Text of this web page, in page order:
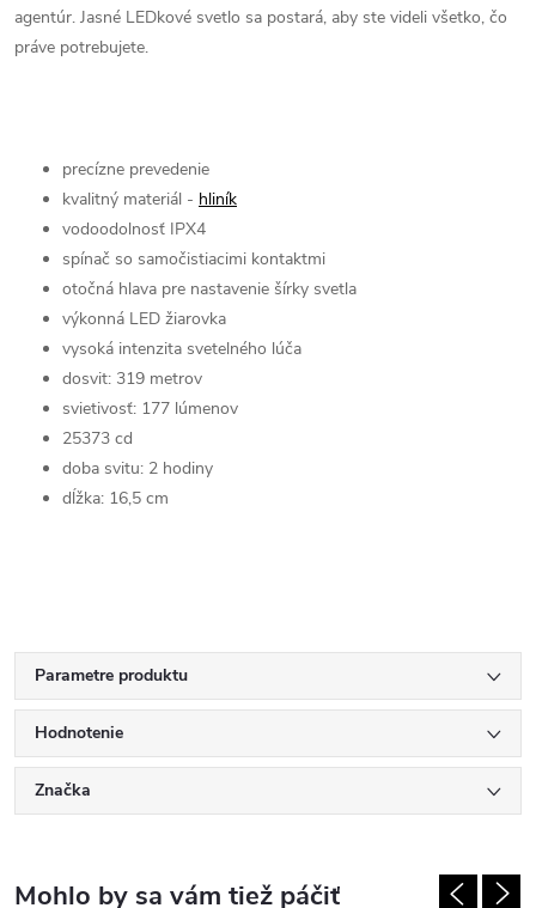
agentúr. Jasné LEDkové svetlo sa postará, aby ste videli všetko, čo
práve potrebujete.
precízne prevedenie
kvalitný materiál - hliník
vodoodolnosť IPX4
spínač so samočistiacimi kontaktmi
otočná hlava pre nastavenie šírky svetla
výkonná LED žiarovka
vysoká intenzita svetelného lúča
dosvit: 319 metrov
svietivosť: 177 lúmenov
25373 cd
doba svitu: 2 hodiny
dĺžka: 16,5 cm
Parametre produktu
Hodnotenie
Značka